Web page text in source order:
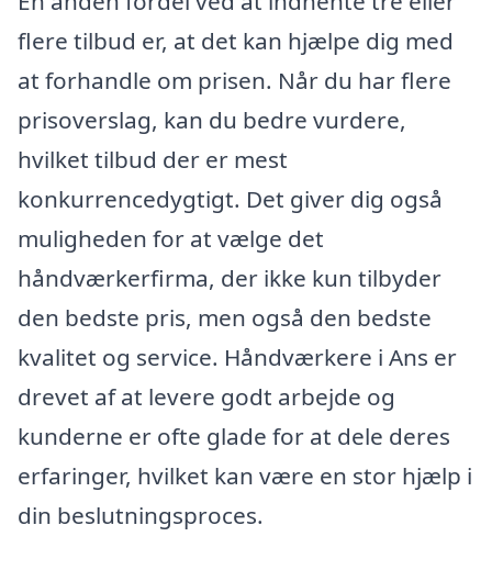
flere tilbud er, at det kan hjælpe dig med
at forhandle om prisen. Når du har flere
prisoverslag, kan du bedre vurdere,
hvilket tilbud der er mest
konkurrencedygtigt. Det giver dig også
muligheden for at vælge det
håndværkerfirma, der ikke kun tilbyder
den bedste pris, men også den bedste
kvalitet og service. Håndværkere i Ans er
drevet af at levere godt arbejde og
kunderne er ofte glade for at dele deres
erfaringer, hvilket kan være en stor hjælp i
din beslutningsproces.